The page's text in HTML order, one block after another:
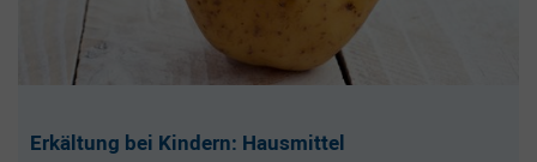
Erkältung bei Kindern: Hausmittel